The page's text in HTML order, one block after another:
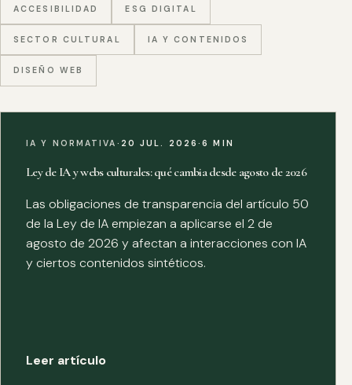
ACCESIBILIDAD ESG DIGITAL
SECTOR CULTURAL IA Y CONTENIDOS
DISEÑO WEB
IA Y NORMATIVA · 20 JUL. 2026·6 MIN
Ley de IA y webs culturales: qué cambia desde agosto de 2026
Las obligaciones de transparencia del artículo 50
de la Ley de IA empiezan a aplicarse el 2 de
agosto de 2026 y afectan a interacciones con IA
y ciertos contenidos sintéticos.
Leer artículo